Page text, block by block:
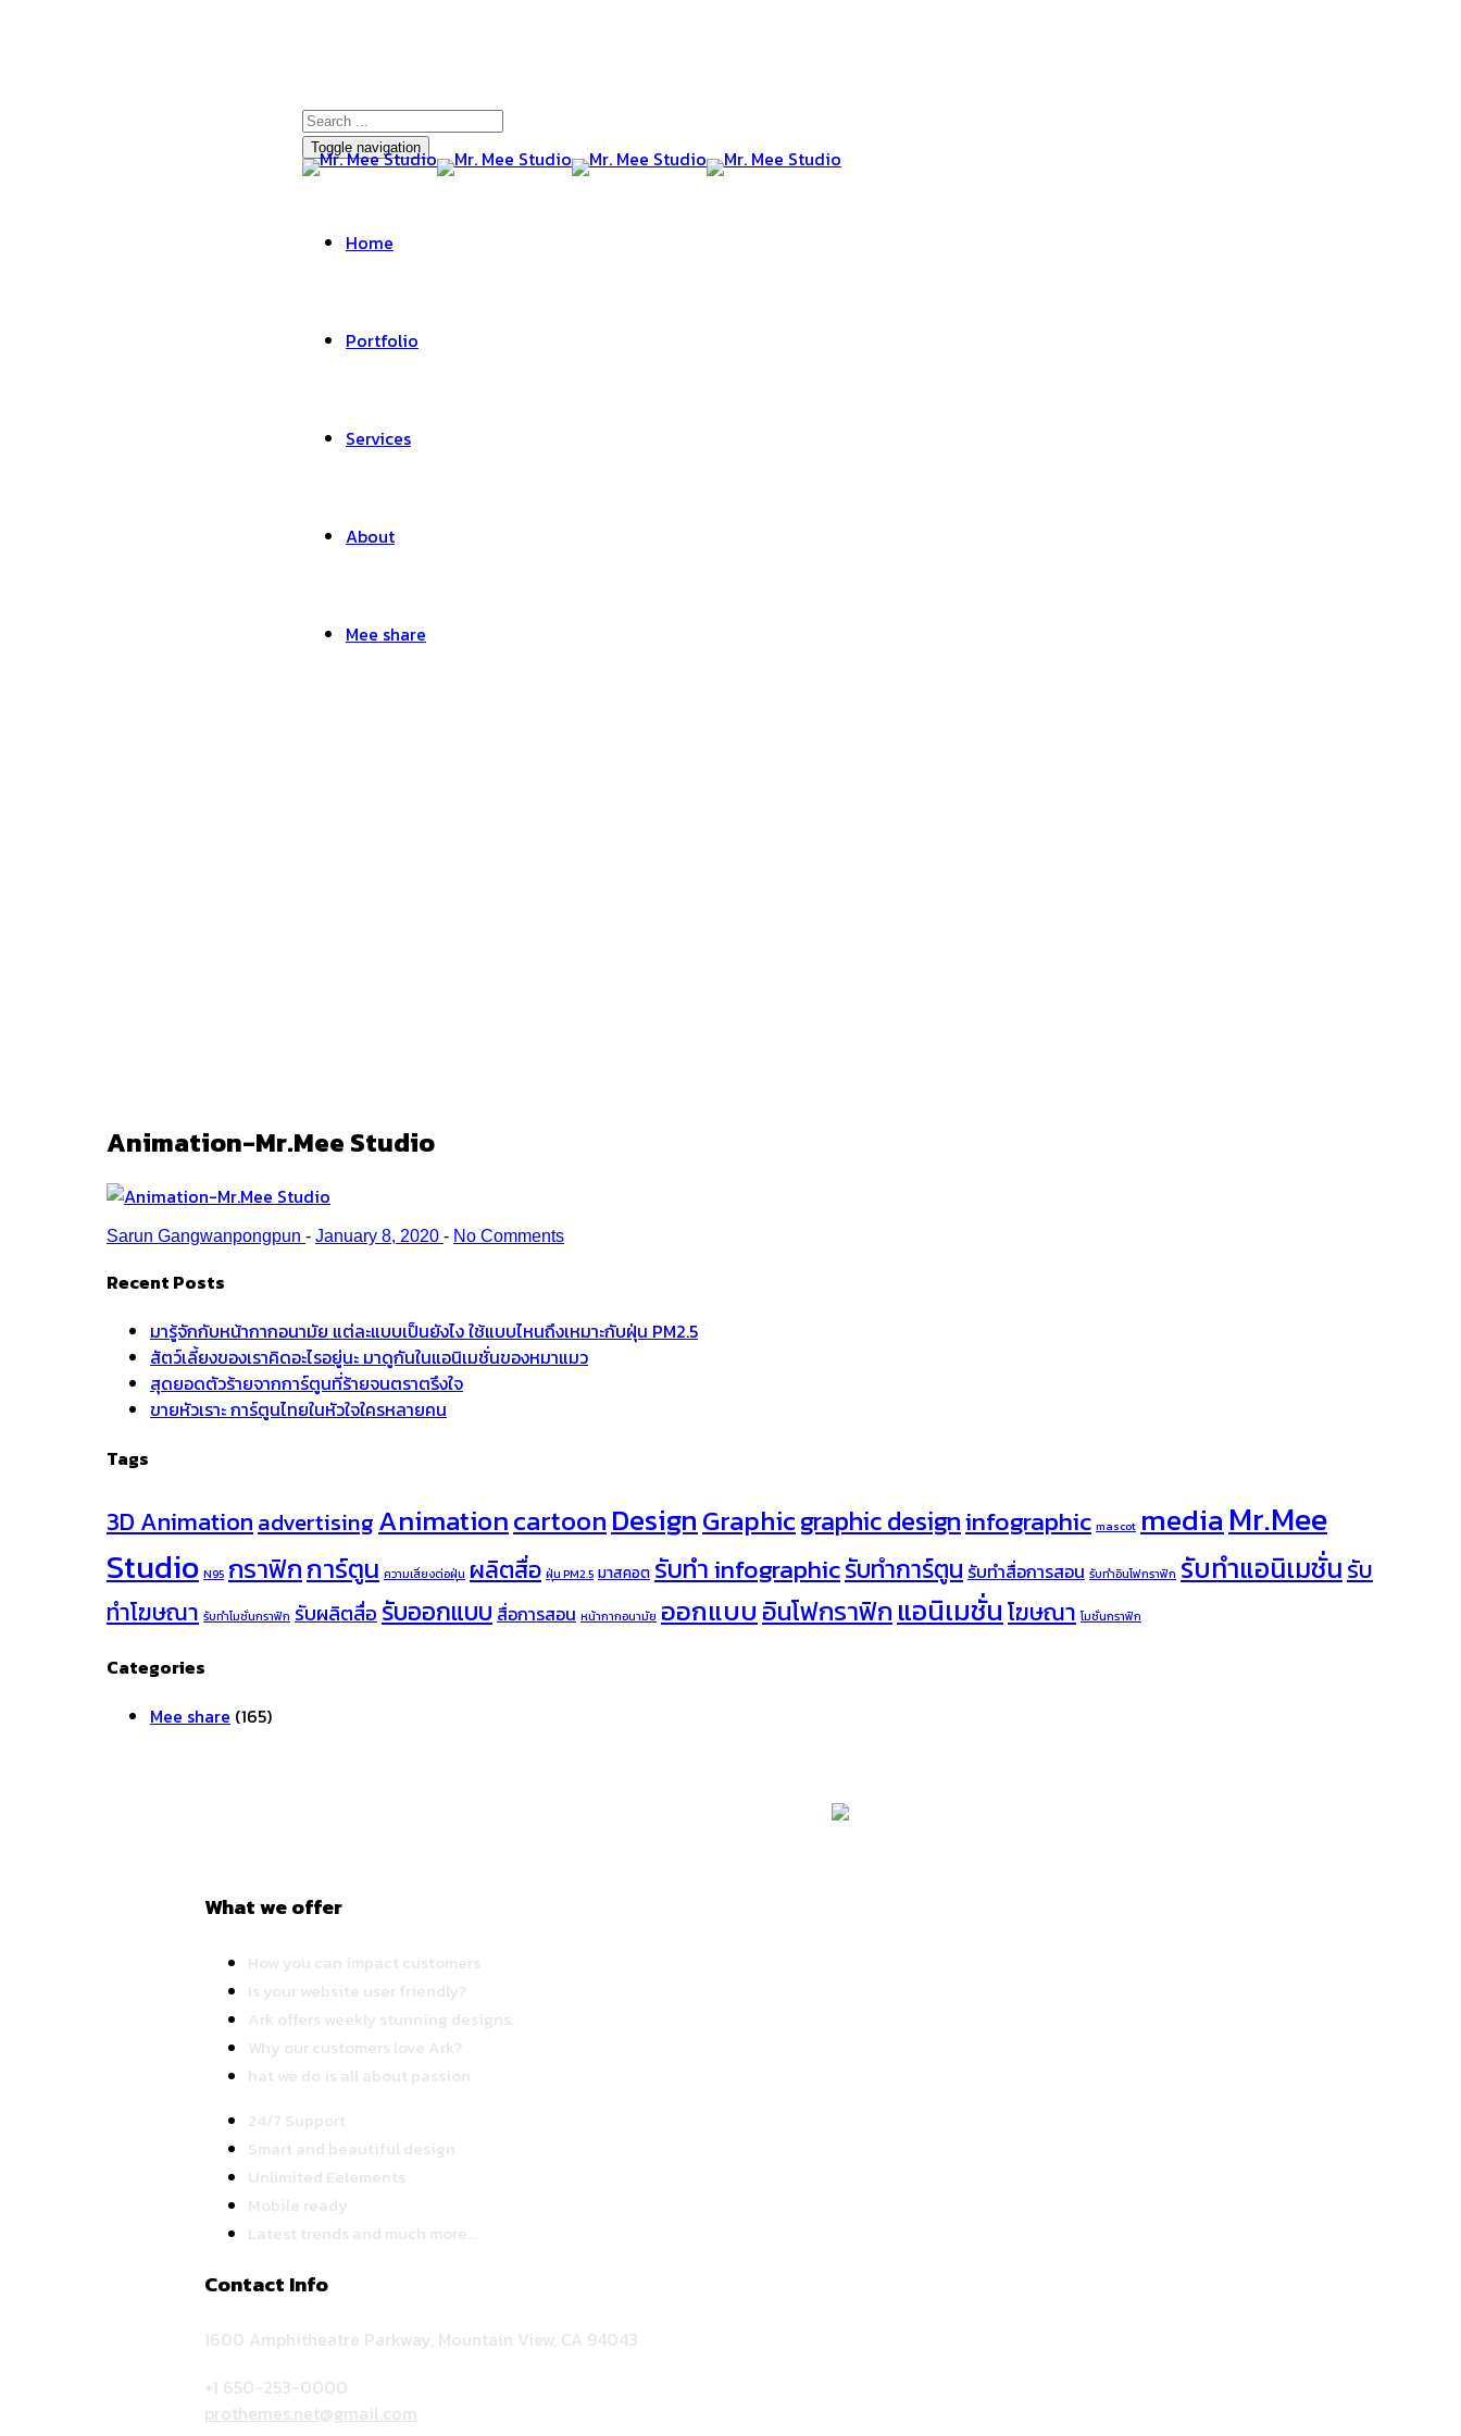
Toggle navigation
Home
Portfolio
Services
About
Mee share
Animation-Mr.Mee Studio
Sarun Gangwanpongpun - January 8, 2020 - No Comments
Recent Posts
มารู้จักกับหน้ากากอนามัย แต่ละแบบเป็นยังไง ใช้แบบไหนถึงเหมาะกับฝุ่น PM2.5
สัตว์เลี้ยงของเราคิดอะไรอยู่นะ มาดูกันในแอนิเมชั่นของหมาแมว
สุดยอดตัวร้ายจากการ์ตูนที่ร้ายจนตราตรึงใจ
ขายหัวเราะ การ์ตูนไทยในหัวใจใครหลายคน
Tags
3D AnimationadvertisingAnimationcartoonDesignGraphicgraphic designinfographic mascot mediaMr.Mee
Studio N95 กราฟิกการ์ตูน ความเสี่ยงต่อฝุ่น ผลิตสื่อ ฝุ่น PM2.5 มาสคอต รับทำ infographicรับทำการ์ตูน รับทำสื่อการสอน รับทำอินโฟกราฟิก รับทำแอนิเมชั่นรับ
ทำโฆษณา รับทำโมชั่นกราฟิก รับผลิตสื่อ รับออกแบบ สื่อการสอน หน้ากากอนามัย ออกแบบ อินโฟกราฟิก แอนิเมชั่นโฆษณา โมชั่นกราฟิก
Categories
Mee share (165)
What we offer
How you can impact customers
Is your website user friendly?
Ark offers weekly stunning designs.
Why our customers love Ark?
hat we do is all about passion
24/7 Support
Smart and beautiful design
Unlimited Eelements
Mobile ready
Latest trends and much more...
Contact Info
1600 Amphitheatre Parkway, Mountain View, CA 94043
+1 650-253-0000
prothemes.net@gmail.com